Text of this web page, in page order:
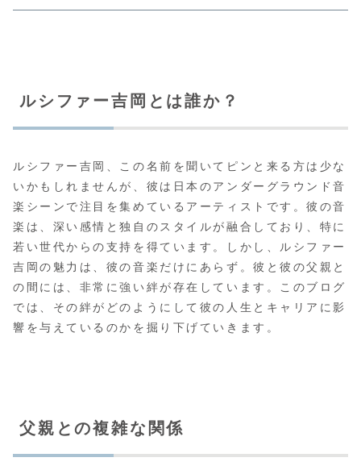
ルシファー吉岡とは誰か？
ルシファー吉岡、この名前を聞いてピンと来る方は少な
いかもしれませんが、彼は日本のアンダーグラウンド音
楽シーンで注目を集めているアーティストです。彼の音
楽は、深い感情と独自のスタイルが融合しており、特に
若い世代からの支持を得ています。しかし、ルシファー
吉岡の魅力は、彼の音楽だけにあらず。彼と彼の父親と
の間には、非常に強い絆が存在しています。このブログ
では、その絆がどのようにして彼の人生とキャリアに影
響を与えているのかを掘り下げていきます。
父親との複雑な関係